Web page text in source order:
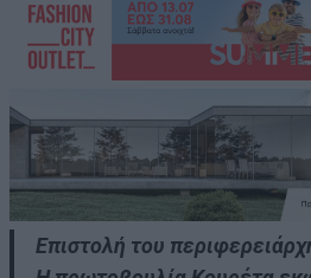
Επιστολή του